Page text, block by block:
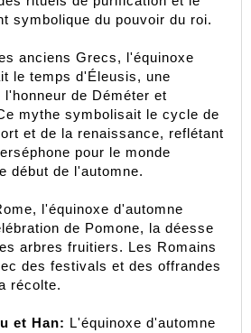
symbolique du pouvoir du roi.
anciens Grecs, l'équinoxe
le temps d'Éleusis, une
l'honneur de Déméter et
mythe symbolisait le cycle de
et de la renaissance, reflétant
pour le monde
début de l'automne.
l'équinoxe d'automne
de Pomone, la déesse
arbres fruitiers. Les Romains
des festivals et des offrandes
récolte.
et Han:
L'équinoxe d'automne